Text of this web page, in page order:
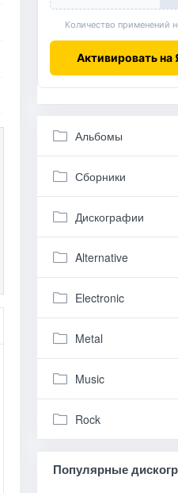
Количество применений
Активировать на
Альбомы
Сборники
Дискографии
Alternative
Electronic
Metal
Music
Rock
Популярные